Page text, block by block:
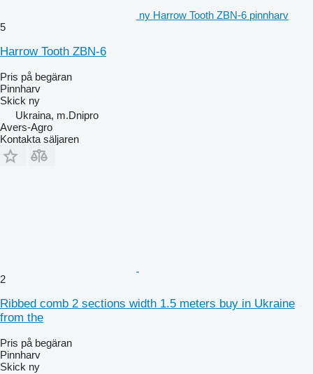
ny Harrow Tooth ZBN-6 pinnharv
5
Harrow Tooth ZBN-6
Pris på begäran
Pinnharv
Skick ny
Ukraina, m.Dnipro
Avers-Agro
Kontakta säljaren
2
Ribbed comb 2 sections width 1.5 meters buy in Ukraine
from the
Pris på begäran
Pinnharv
Skick ny